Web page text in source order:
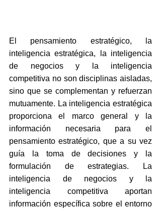
El pensamiento estratégico, la
inteligencia estratégica, la inteligencia
de negocios y la inteligencia
competitiva no son disciplinas aisladas,
sino que se complementan y refuerzan
mutuamente. La inteligencia estratégica
proporciona el marco general y la
información necesaria para el
pensamiento estratégico, que a su vez
guía la toma de decisiones y la
formulación de estrategias. La
inteligencia de negocios y la
inteligencia competitiva aportan
información específica sobre el entorno